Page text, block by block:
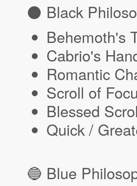
⚫ Black
Behemoth's
Cabrio's
Romantic
Scroll of
Blessed
Quick /
🔵 Blue